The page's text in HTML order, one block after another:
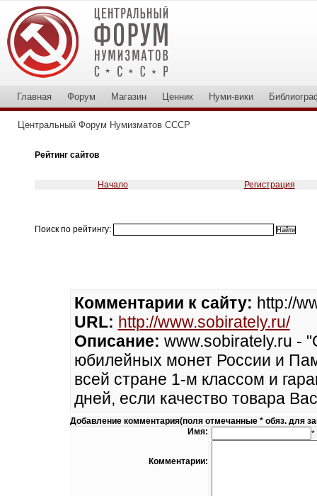
Главная Форум Магазин Ценник Нуми-вики
Центральный Форум Нумизматов СССР
Рейтинг сайтов
Начало Регистрация
Поиск по рейтингу:
Комментарии к сайту: http://
URL: http://www.sobirately.ru/
Описание: www.sobirately.ru -
юбилейных монет России и
всей стране 1-м классом и
дней, если качество товара
Добавление комментария(поля отмечанные * обяз. для
Имя:
Комментарии:
*